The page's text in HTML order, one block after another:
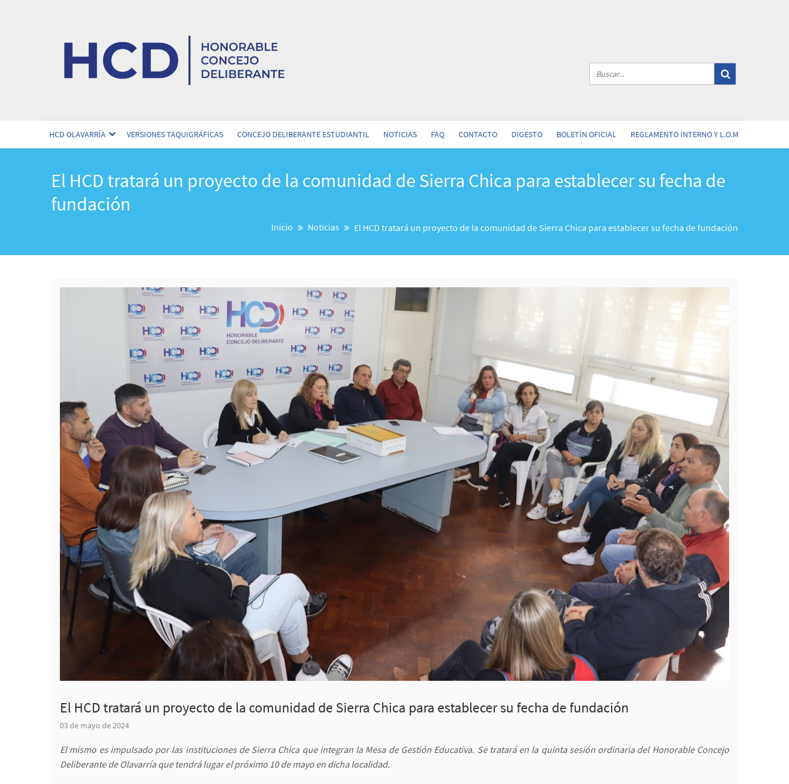
HCD OLAVARRÍA VERSIONES TAQUIGRÁFICAS CONCEJO DELIBERANTE ESTUDIANTIL NOTICIAS FAQ CONTACTO DIGESTO BOLETÍN OFICIAL REGLAMENTO INTERNO Y L.O.M
El HCD tratará un proyecto de la comunidad de Sierra Chica para establecer su fecha de
fundación
Inicio Noticias El HCD tratará un proyecto de la comunidad de Sierra Chica para establecer su fecha de fundación
El HCD tratará un proyecto de la comunidad de Sierra Chica para establecer su fecha de fundación
03 de mayo de 2024
El mismo es impulsado por las instituciones de Sierra Chica que integran la Mesa de Gestión Educativa. Se tratará en la quinta sesión ordinaria del Honorable Concejo
Deliberante de Olavarría que tendrá lugar el próximo 10 de mayo en dicha localidad.